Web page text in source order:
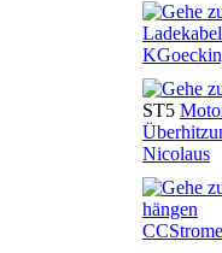
0 Bewertung(en) - 0
ST5
Nicolaus
0 Bewertung(en) - 0
hängen
0 Bewertung(en) - 0